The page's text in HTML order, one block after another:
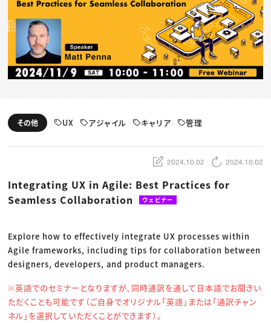
CREATIVE JOB求人検索
特集求人
採用説明会
転職支援サービス
CONTENTS
スキルアップしたい！
動画配信・映像制作
編集・ライティング
ディレクション
TOP Creator’s コラム トップ
Webクリエイター
ゲームクリエイター
クリエイターインタビュー
C＆R Magazine
セミナー
ニュース・トレンド トップ
Web
映像
出版
CREATIVE VILLAGEからのお知らせ
プロフェッショナル×つながる×メディア
その他 UX アジャイル キャリア 管理
2024.10.02 2024.10.02
Integrating UX in Agile: Best Practices for
Seamless Collaboration
ウェビナー
Explore how to effectively integrate UX processes within
Agile frameworks, including tips for collaboration between
designers, developers, and product managers.
※英語でのセミナーとなりますが、同時通訳を通して日本語でお聞きい
ただくことも可能です（ご自身でオリジナル「英語」または「通訳チャン
ネル」を選択していただくことができます）。